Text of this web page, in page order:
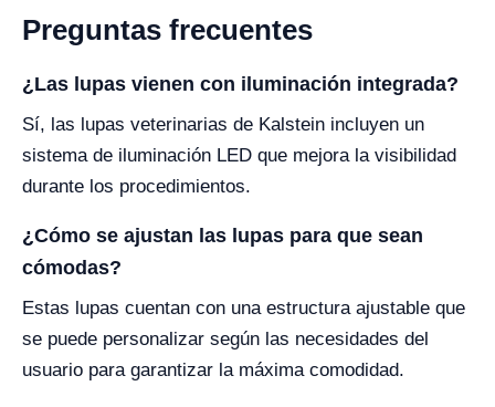
Preguntas frecuentes
¿Las lupas vienen con iluminación integrada?
Sí, las lupas veterinarias de Kalstein incluyen un
sistema de iluminación LED que mejora la visibilidad
durante los procedimientos.
¿Cómo se ajustan las lupas para que sean
cómodas?
Estas lupas cuentan con una estructura ajustable que
se puede personalizar según las necesidades del
usuario para garantizar la máxima comodidad.